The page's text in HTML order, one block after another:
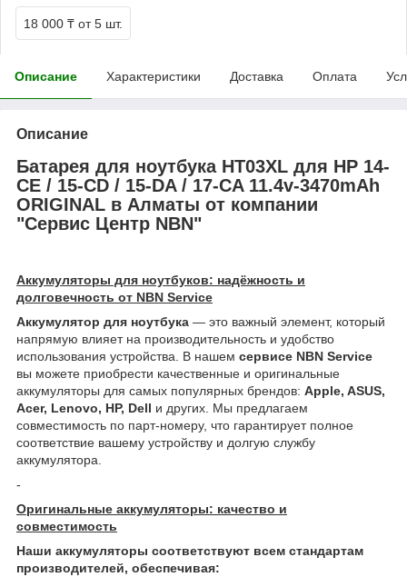
18 000 ₸ от 5 шт.
Описание Характеристики Доставка Оплата
Описание
Батарея для ноутбука HT03XL для HP 14-
CE / 15-CD / 15-DA / 17-CA 11.4v-3470mAh
ORIGINAL в Алматы от компании
"Сервис Центр NBN"
Аккумуляторы для ноутбуков: надёжность и
долговечность от NBN Service
Аккумулятор для ноутбука — это важный элемент, который
напрямую влияет на производительность и удобство
использования устройства. В нашем сервисе NBN Service
вы можете приобрести качественные и оригинальные
аккумуляторы для самых популярных брендов: Apple, ASUS,
Acer, Lenovo, HP, Dell и других. Мы предлагаем
совместимость по парт-номеру, что гарантирует полное
соответствие вашему устройству и долгую службу
аккумулятора.
-
Оригинальные аккумуляторы: качество и
совместимость
Наши аккумуляторы соответствуют всем стандартам
производителей, обеспечивая: